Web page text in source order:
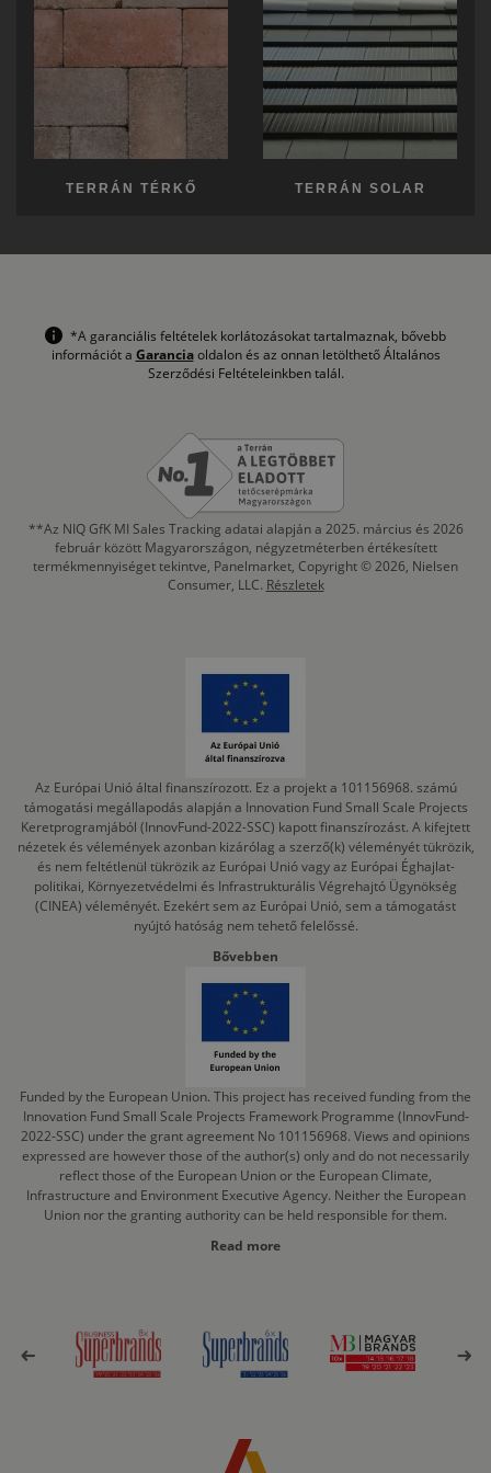
TERRÁN TÉRKŐ TERRÁN SOLAR
*A garanciális feltételek korlátozásokat tartalmaznak, bővebb
információt a Garanciaoldalon és az onnan letölthető Általános
Szerződési Feltételeinkben talál.
**Az NIQ GfK MI Sales Tracking adatai alapján a 2025. március és 2026
február között Magyarországon, négyzetméterben értékesített
termékmennyiséget tekintve, Panelmarket, Copyright © 2026, Nielsen
Consumer, LLC. Részletek
Az Európai Unió által finanszírozott. Ez a projekt a 101156968. számú
támogatási megállapodás alapján a Innovation Fund Small Scale Projects
Keretprogramjából (InnovFund-2022-SSC) kapott finanszírozást. A kifejtett
nézetek és vélemények azonban kizárólag a szerző(k) véleményét tükrözik,
és nem feltétlenül tükrözik az Európai Unió vagy az Európai Éghajlat-
politikai, Környezetvédelmi és Infrastrukturális Végrehajtó Ügynökség
(CINEA) véleményét. Ezekért sem az Európai Unió, sem a támogatást
nyújtó hatóság nem tehető felelőssé.
Bővebben
Funded by the European Union. This project has received funding from the
Innovation Fund Small Scale Projects Framework Programme (InnovFund-
2022-SSC) under the grant agreement No 101156968. Views and opinions
expressed are however those of the author(s) only and do not necessarily
reflect those of the European Union or the European Climate,
Infrastructure and Environment Executive Agency. Neither the European
Union nor the granting authority can be held responsible for them.
Read more